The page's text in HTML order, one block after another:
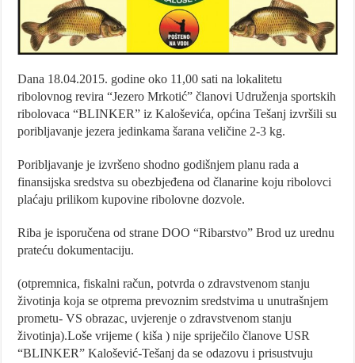
Dana 18.04.2015. godine oko 11,00 sati na lokalitetu
ribolovnog revira “Jezero Mrkotić” članovi Udruženja sportskih
ribolovaca “BLINKER” iz Kaloševića, općina Tešanj izvršili su
poribljavanje jezera jedinkama šarana veličine 2-3 kg.
Poribljavanje je izvršeno shodno godišnjem planu rada a
finansijska sredstva su obezbjeđena od članarine koju ribolovci
plaćaju prilikom kupovine ribolovne dozvole.
Riba je isporučena od strane DOO “Ribarstvo” Brod uz urednu
prateću dokumentaciju.
(otpremnica, fiskalni račun, potvrda o zdravstvenom stanju
životinja koja se otprema prevoznim sredstvima u unutrašnjem
prometu- VS obrazac, uvjerenje o zdravstvenom stanju
životinja).Loše vrijeme ( kiša ) nije spriječilo članove USR
“BLINKER” Kalošević-Tešanj da se odazovu i prisustvuju